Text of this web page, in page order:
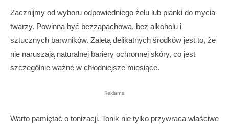
Zacznijmy od wyboru odpowiedniego żelu lub pianki do mycia
twarzy. Powinna być bezzapachowa, bez alkoholu i
sztucznych barwników. Zaletą delikatnych środków jest to, że
nie naruszają naturalnej bariery ochronnej skóry, co jest
szczególnie ważne w chłodniejsze miesiące.
Reklama
Warto pamiętać o tonizacji. Tonik nie tylko przywraca właściwe